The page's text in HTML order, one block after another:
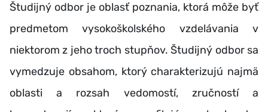
Študijný odbor je oblasť poznania, ktorá môže byť
predmetom vysokoškolského vzdelávania v
niektorom z jeho troch stupňov. Študijný odbor sa
vymedzuje obsahom, ktorý charakterizujú najmä
oblasti a rozsah vedomostí, zručností a